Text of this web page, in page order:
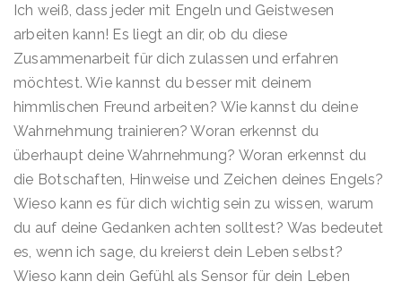
Ich weiß, dass jeder mit Engeln und Geistwesen
arbeiten kann! Es liegt an dir, ob du diese
Zusammenarbeit für dich zulassen und erfahren
möchtest. Wie kannst du besser mit deinem
himmlischen Freund arbeiten? Wie kannst du deine
Wahrnehmung trainieren? Woran erkennst du
überhaupt deine Wahrnehmung? Woran erkennst du
die Botschaften, Hinweise und Zeichen deines Engels?
Wieso kann es für dich wichtig sein zu wissen, warum
du auf deine Gedanken achten solltest? Was bedeutet
es, wenn ich sage, du kreierst dein Leben selbst?
Wieso kann dein Gefühl als Sensor für dein Leben